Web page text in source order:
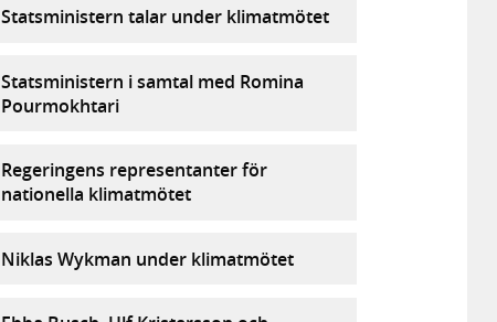
Statsministern talar under klimatmötet
Statsministern i samtal med Romina
Pourmokhtari
Regeringens representanter för
nationella klimatmötet
Niklas Wykman under klimatmötet